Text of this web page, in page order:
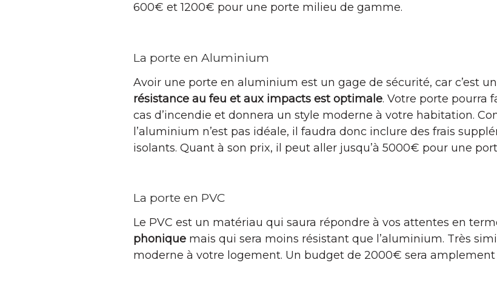
600€ et 1200€ pour une porte milieu de gamme.
La porte en Aluminium
Avoir une porte en aluminium est un gage de sécurité, car c’est
résistance au feu et aux impacts est optimale. Votre porte pourra
cas d’incendie et donnera un style moderne à votre habitation.
l’aluminium n’est pas idéale, il faudra donc inclure des frais
isolants. Quant à son prix, il peut aller jusqu’à 5000€ pour une
La porte en PVC
Le PVC est un matériau qui saura répondre à vos attentes en
phonique mais qui sera moins résistant que l’aluminium. Très
moderne à votre logement. Un budget de 2000€ sera amplement